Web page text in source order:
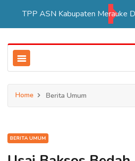
Home Berita Umum
BERITA UMUM